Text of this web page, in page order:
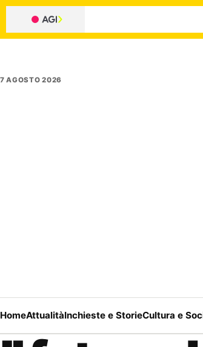
7 AGOSTO 2026
HomeAttualitàInchieste e StorieCultura e